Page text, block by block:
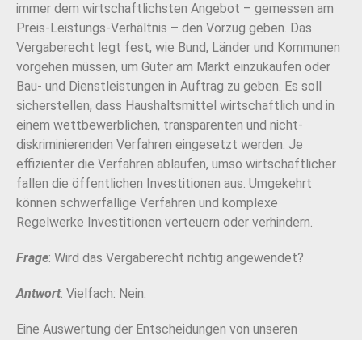
immer dem wirtschaftlichsten Angebot – gemessen am
Preis-Leistungs-Verhältnis – den Vorzug geben. Das
Vergaberecht legt fest, wie Bund, Länder und Kommunen
vorgehen müssen, um Güter am Markt einzukaufen oder
Bau- und Dienstleistungen in Auftrag zu geben. Es soll
sicherstellen, dass Haushaltsmittel wirtschaftlich und in
einem wettbewerblichen, transparenten und nicht-
diskriminierenden Verfahren eingesetzt werden. Je
effizienter die Verfahren ablaufen, umso wirtschaftlicher
fallen die öffentlichen Investitionen aus. Umgekehrt
können schwerfällige Verfahren und komplexe
Regelwerke Investitionen verteuern oder verhindern.
Frage: Wird das Vergaberecht richtig angewendet?
Antwort: Vielfach: Nein.
Eine Auswertung der Entscheidungen von unseren